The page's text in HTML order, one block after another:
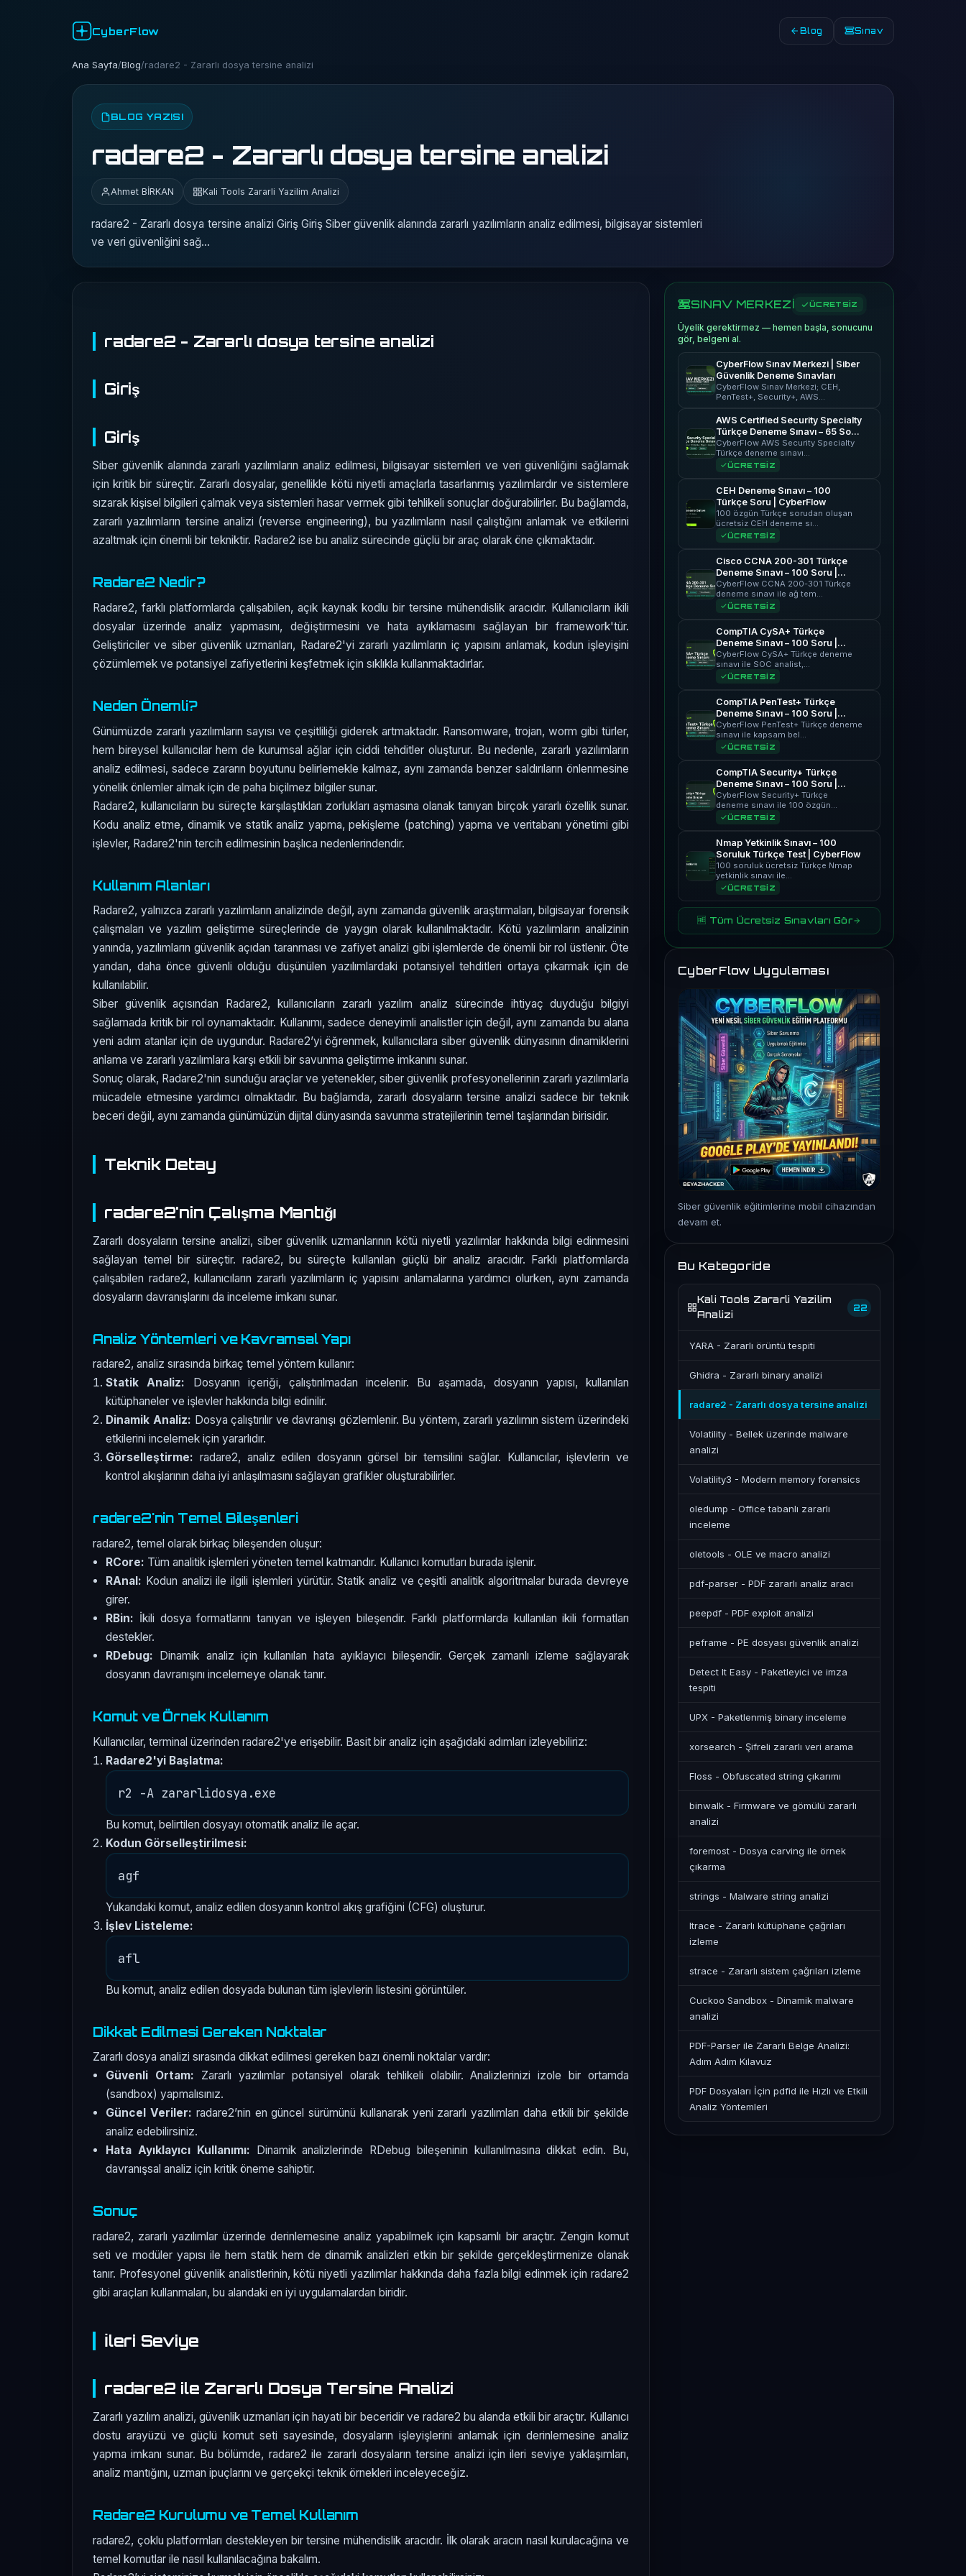
CyberFlow Blog Sınav
Ana Sayfa/Blog/radare2 - Zararlı dosya tersine analizi
BLOG YAZISI
radare2 - Zararlı dosya tersine analizi
Ahmet BİRKAN Kali Tools Zararli Yazilim Analizi
radare2 - Zararlı dosya tersine analizi Giriş Giriş Siber güvenlik alanında zararlı yazılımların analiz edilmesi, bilgisayar sistemleri
ve veri güvenliğini sağ…
radare2 - Zararlı dosya tersine analizi
Giriş
Giriş
Siber güvenlik alanında zararlı yazılımların analiz edilmesi, bilgisayar sistemleri ve veri güvenliğini sağlamak
için kritik bir süreçtir. Zararlı dosyalar, genellikle kötü niyetli amaçlarla tasarlanmış yazılımlardır ve sistemlere
sızarak kişisel bilgileri çalmak veya sistemleri hasar vermek gibi tehlikeli sonuçlar doğurabilirler. Bu bağlamda,
zararlı yazılımların tersine analizi (reverse engineering), bu yazılımların nasıl çalıştığını anlamak ve etkilerini
azaltmak için önemli bir tekniktir. Radare2 ise bu analiz sürecinde güçlü bir araç olarak öne çıkmaktadır.
Radare2 Nedir?
Radare2, farklı platformlarda çalışabilen, açık kaynak kodlu bir tersine mühendislik aracıdır. Kullanıcıların ikili
dosyalar üzerinde analiz yapmasını, değiştirmesini ve hata ayıklamasını sağlayan bir framework'tür.
Geliştiriciler ve siber güvenlik uzmanları, Radare2'yi zararlı yazılımların iç yapısını anlamak, kodun işleyişini
çözümlemek ve potansiyel zafiyetlerini keşfetmek için sıklıkla kullanmaktadırlar.
Neden Önemli?
Günümüzde zararlı yazılımların sayısı ve çeşitliliği giderek artmaktadır. Ransomware, trojan, worm gibi türler,
hem bireysel kullanıcılar hem de kurumsal ağlar için ciddi tehditler oluşturur. Bu nedenle, zararlı yazılımların
analiz edilmesi, sadece zararın boyutunu belirlemekle kalmaz, aynı zamanda benzer saldırıların önlenmesine
yönelik önlemler almak için de paha biçilmez bilgiler sunar.
Radare2, kullanıcıların bu süreçte karşılaştıkları zorlukları aşmasına olanak tanıyan birçok yararlı özellik sunar.
Kodu analiz etme, dinamik ve statik analiz yapma, pekişleme (patching) yapma ve veritabanı yönetimi gibi
işlevler, Radare2'nin tercih edilmesinin başlıca nedenlerindendir.
Kullanım Alanları
Radare2, yalnızca zararlı yazılımların analizinde değil, aynı zamanda güvenlik araştırmaları, bilgisayar forensik
çalışmaları ve yazılım geliştirme süreçlerinde de yaygın olarak kullanılmaktadır. Kötü yazılımların analizinin
yanında, yazılımların güvenlik açıdan taranması ve zafiyet analizi gibi işlemlerde de önemli bir rol üstlenir. Öte
yandan, daha önce güvenli olduğu düşünülen yazılımlardaki potansiyel tehditleri ortaya çıkarmak için de
kullanılabilir.
Siber güvenlik açısından Radare2, kullanıcıların zararlı yazılım analiz sürecinde ihtiyaç duyduğu bilgiyi
sağlamada kritik bir rol oynamaktadır. Kullanımı, sadece deneyimli analistler için değil, aynı zamanda bu alana
yeni adım atanlar için de uygundur. Radare2’yi öğrenmek, kullanıcılara siber güvenlik dünyasının dinamiklerini
anlama ve zararlı yazılımlara karşı etkili bir savunma geliştirme imkanını sunar.
Sonuç olarak, Radare2'nin sunduğu araçlar ve yetenekler, siber güvenlik profesyonellerinin zararlı yazılımlarla
mücadele etmesine yardımcı olmaktadır. Bu bağlamda, zararlı dosyaların tersine analizi sadece bir teknik
beceri değil, aynı zamanda günümüzün dijital dünyasında savunma stratejilerinin temel taşlarından birisidir.
Teknik Detay
radare2'nin Çalışma Mantığı
Zararlı dosyaların tersine analizi, siber güvenlik uzmanlarının kötü niyetli yazılımlar hakkında bilgi edinmesini
sağlayan temel bir süreçtir. radare2, bu süreçte kullanılan güçlü bir analiz aracıdır. Farklı platformlarda
çalışabilen radare2, kullanıcıların zararlı yazılımların iç yapısını anlamalarına yardımcı olurken, aynı zamanda
dosyaların davranışlarını da inceleme imkanı sunar.
Analiz Yöntemleri ve Kavramsal Yapı
radare2, analiz sırasında birkaç temel yöntem kullanır:
Statik Analiz: Dosyanın içeriği, çalıştırılmadan incelenir. Bu aşamada, dosyanın yapısı, kullanılan
kütüphaneler ve işlevler hakkında bilgi edinilir.
Dinamik Analiz: Dosya çalıştırılır ve davranışı gözlemlenir. Bu yöntem, zararlı yazılımın sistem üzerindeki
etkilerini incelemek için yararlıdır.
Görselleştirme: radare2, analiz edilen dosyanın görsel bir temsilini sağlar. Kullanıcılar, işlevlerin ve
kontrol akışlarının daha iyi anlaşılmasını sağlayan grafikler oluşturabilirler.
radare2'nin Temel Bileşenleri
radare2, temel olarak birkaç bileşenden oluşur:
RCore: Tüm analitik işlemleri yöneten temel katmandır. Kullanıcı komutları burada işlenir.
RAnal: Kodun analizi ile ilgili işlemleri yürütür. Statik analiz ve çeşitli analitik algoritmalar burada devreye
girer.
RBin: İkili dosya formatlarını tanıyan ve işleyen bileşendir. Farklı platformlarda kullanılan ikili formatları
destekler.
RDebug: Dinamik analiz için kullanılan hata ayıklayıcı bileşendir. Gerçek zamanlı izleme sağlayarak
dosyanın davranışını incelemeye olanak tanır.
Komut ve Örnek Kullanım
Kullanıcılar, terminal üzerinden radare2'ye erişebilir. Basit bir analiz için aşağıdaki adımları izleyebiliriz:
Radare2'yi Başlatma:
Bu komut, belirtilen dosyayı otomatik analiz ile açar.
Kodun Görselleştirilmesi:
Yukarıdaki komut, analiz edilen dosyanın kontrol akış grafiğini (CFG) oluşturur.
İşlev Listeleme:
Bu komut, analiz edilen dosyada bulunan tüm işlevlerin listesini görüntüler.
Dikkat Edilmesi Gereken Noktalar
Zararlı dosya analizi sırasında dikkat edilmesi gereken bazı önemli noktalar vardır:
Güvenli Ortam: Zararlı yazılımlar potansiyel olarak tehlikeli olabilir. Analizlerinizi izole bir ortamda
(sandbox) yapmalısınız.
Güncel Veriler: radare2’nin en güncel sürümünü kullanarak yeni zararlı yazılımları daha etkili bir şekilde
analiz edebilirsiniz.
Hata Ayıklayıcı Kullanımı: Dinamik analizlerinde RDebug bileşeninin kullanılmasına dikkat edin. Bu,
davranışsal analiz için kritik öneme sahiptir.
Sonuç
radare2, zararlı yazılımlar üzerinde derinlemesine analiz yapabilmek için kapsamlı bir araçtır. Zengin komut
seti ve modüler yapısı ile hem statik hem de dinamik analizleri etkin bir şekilde gerçekleştirmenize olanak
tanır. Profesyonel güvenlik analistlerinin, kötü niyetli yazılımlar hakkında daha fazla bilgi edinmek için radare2
gibi araçları kullanmaları, bu alandaki en iyi uygulamalardan biridir.
İleri Seviye
radare2 ile Zararlı Dosya Tersine Analizi
Zararlı yazılım analizi, güvenlik uzmanları için hayati bir beceridir ve radare2 bu alanda etkili bir araçtır. Kullanıcı
dostu arayüzü ve güçlü komut seti sayesinde, dosyaların işleyişlerini anlamak için derinlemesine analiz
yapma imkanı sunar. Bu bölümde, radare2 ile zararlı dosyaların tersine analizi için ileri seviye yaklaşımları,
analiz mantığını, uzman ipuçlarını ve gerçekçi teknik örnekleri inceleyeceğiz.
Radare2 Kurulumu ve Temel Kullanım
radare2, çoklu platformları destekleyen bir tersine mühendislik aracıdır. İlk olarak aracın nasıl kurulacağına ve
temel komutlar ile nasıl kullanılacağına bakalım.
SINAV MERKEZİ ÜCRETSİZ
Üyelik gerektirmez — hemen başla, sonucunu
gör, belgeni al.
CyberFlow Sınav Merkezi | Siber
Güvenlik Deneme Sınavları
CyberFlow Sınav Merkezi; CEH,
PenTest+, Security+, AWS…
AWS Certified Security Specialty
Türkçe Deneme Sınavı – 65 Soru
| CyberFlow
CyberFlow AWS Security Specialty
Türkçe deneme sınavı…
ÜCRETSİZ
CEH Deneme Sınavı – 100
Türkçe Soru | CyberFlow
100 özgün Türkçe sorudan oluşan
ücretsiz CEH deneme sı…
ÜCRETSİZ
Cisco CCNA 200-301 Türkçe
Deneme Sınavı – 100 Soru |
CyberFlow
CyberFlow CCNA 200-301 Türkçe
deneme sınavı ile ağ tem…
ÜCRETSİZ
CompTIA CySA+ Türkçe
Deneme Sınavı – 100 Soru |
CyberFlow
CyberFlow CySA+ Türkçe deneme
sınavı ile SOC analist,…
ÜCRETSİZ
CompTIA PenTest+ Türkçe
Deneme Sınavı – 100 Soru |
CyberFlow
CyberFlow PenTest+ Türkçe deneme
sınavı ile kapsam bel…
ÜCRETSİZ
CompTIA Security+ Türkçe
Deneme Sınavı – 100 Soru |
CyberFlow
CyberFlow Security+ Türkçe
deneme sınavı ile 100 özgün…
ÜCRETSİZ
Nmap Yetkinlik Sınavı – 100
Soruluk Türkçe Test | CyberFlow
100 soruluk ücretsiz Türkçe Nmap
yetkinlik sınavı ile…
ÜCRETSİZ
🆓 Tüm Ücretsiz Sınavları Gör
CyberFlow Uygulaması
Siber güvenlik eğitimlerine mobil cihazından
devam et.
Bu Kategoride
Kali Tools Zararli Yazilim
Analizi
22
YARA - Zararlı örüntü tespiti
Ghidra - Zararlı binary analizi
radare2 - Zararlı dosya tersine analizi
Volatility - Bellek üzerinde malware
analizi
Volatility3 - Modern memory forensics
oledump - Office tabanlı zararlı
inceleme
oletools - OLE ve macro analizi
pdf-parser - PDF zararlı analiz aracı
peepdf - PDF exploit analizi
peframe - PE dosyası güvenlik analizi
Detect It Easy - Paketleyici ve imza
tespiti
UPX - Paketlenmiş binary inceleme
xorsearch - Şifreli zararlı veri arama
Floss - Obfuscated string çıkarımı
binwalk - Firmware ve gömülü zararlı
analizi
foremost - Dosya carving ile örnek
çıkarma
strings - Malware string analizi
ltrace - Zararlı kütüphane çağrıları
izleme
strace - Zararlı sistem çağrıları izleme
Cuckoo Sandbox - Dinamik malware
analizi
PDF-Parser ile Zararlı Belge Analizi:
Adım Adım Kılavuz
PDF Dosyaları İçin pdfid ile Hızlı ve Etkili
Analiz Yöntemleri